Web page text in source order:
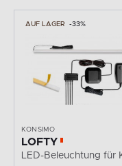
AUF LAGER -33%
KONSIMO
LOFTY